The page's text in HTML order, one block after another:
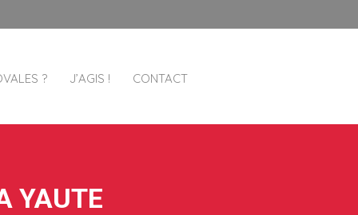
? J’AGIS ! CONTACT
YAUTE